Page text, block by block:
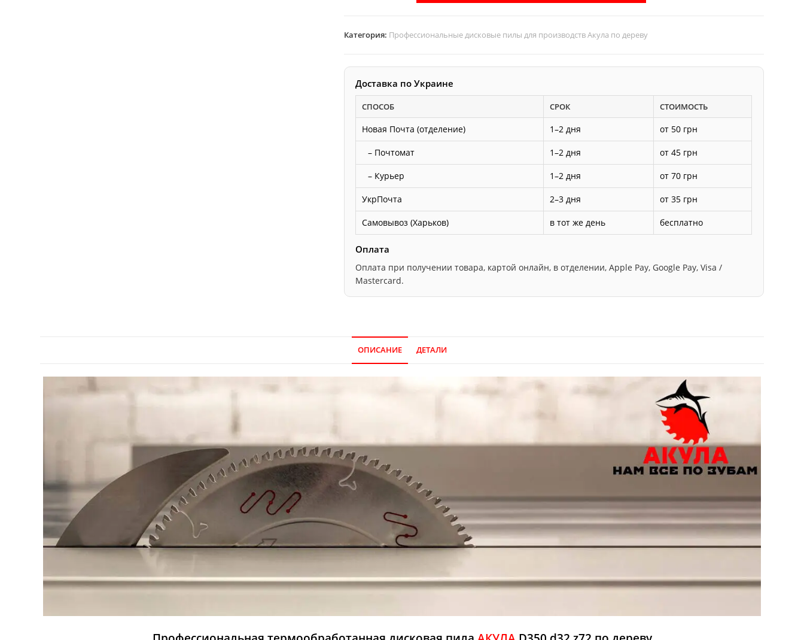
АКУЛА
дереву
Категория: Профессиональные дисковые пилы для производств Акула по дереву
Доставка по Украине
СПОСОБ СРОК СТОИМОСТЬ
Новая Почта (отделение) 1–2 дня от 50 грн
– Почтомат 1–2 дня от 45 грн
– Курьер 1–2 дня от 70 грн
УкрПочта 2–3 дня от 35 грн
Самовывоз (Харьков) в тот же день бесплатно
Оплата
Оплата при получении товара, картой онлайн, в отделении, Apple Pay, Google Pay, Visa /
Mastercard.
ОПИСАНИЕ ДЕТАЛИ